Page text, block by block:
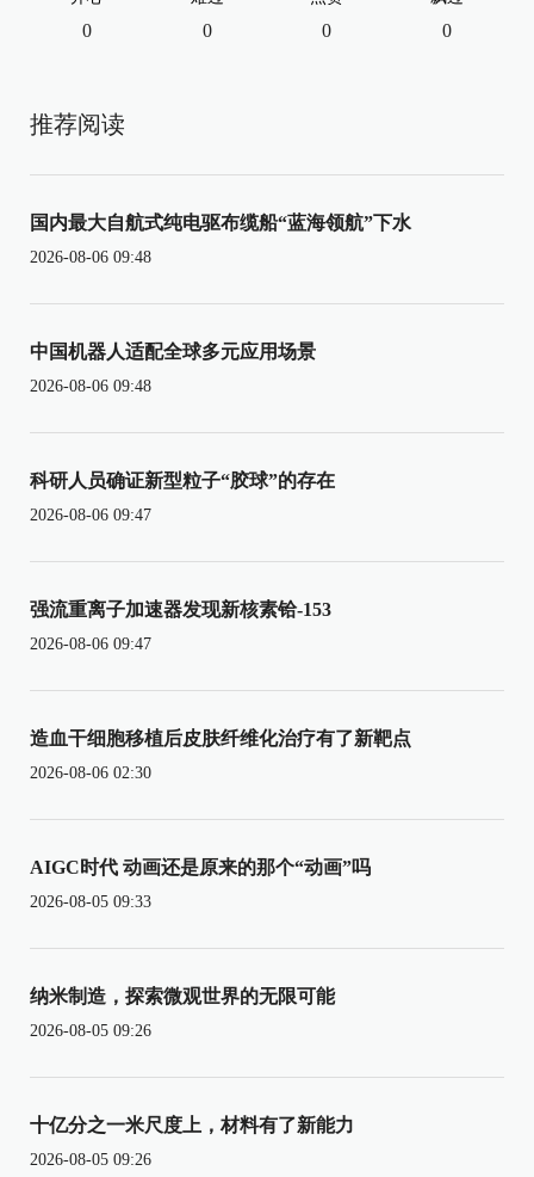
0 0 0 0
推荐阅读
国内最大自航式纯电驱布缆船“蓝海领航”下水
2026-08-06 09:48
中国机器人适配全球多元应用场景
2026-08-06 09:48
科研人员确证新型粒子“胶球”的存在
2026-08-06 09:47
强流重离子加速器发现新核素铪-153
2026-08-06 09:47
造血干细胞移植后皮肤纤维化治疗有了新靶点
2026-08-06 02:30
AIGC时代 动画还是原来的那个“动画”吗
2026-08-05 09:33
纳米制造，探索微观世界的无限可能
2026-08-05 09:26
十亿分之一米尺度上，材料有了新能力
2026-08-05 09:26